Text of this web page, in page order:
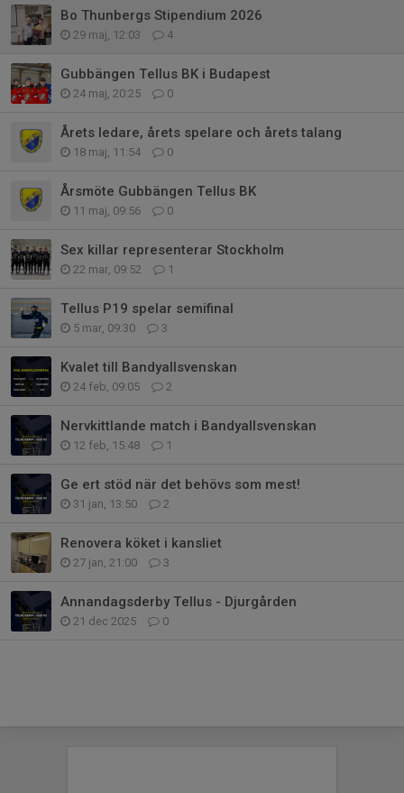
Bo Thunbergs Stipendium 2026
29 maj, 12:03 4
Gubbängen Tellus BK i Budapest
24 maj, 20:25 0
Årets ledare, årets spelare och årets talang
18 maj, 11:54 0
Årsmöte Gubbängen Tellus BK
11 maj, 09:56 0
Sex killar representerar Stockholm
22 mar, 09:52 1
Tellus P19 spelar semifinal
5 mar, 09:30 3
Kvalet till Bandyallsvenskan
24 feb, 09:05 2
Nervkittlande match i Bandyallsvenskan
12 feb, 15:48 1
Ge ert stöd när det behövs som mest!
31 jan, 13:50 2
Renovera köket i kansliet
27 jan, 21:00 3
Annandagsderby Tellus - Djurgården
21 dec 2025 0